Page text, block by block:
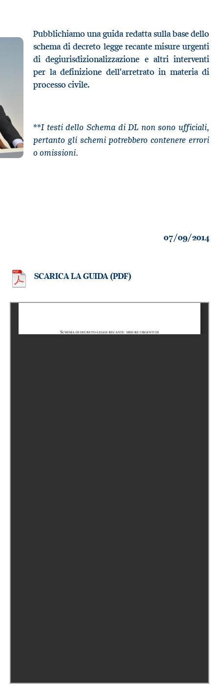
Pubblichiamo una guida redatta sulla base dello
schema di decreto legge recante misure urgenti
di degiurisdizionalizzazione e altri interventi
per la definizione dell'arretrato in materia di
processo civile.
**I testi dello Schema di DL non sono ufficiali,
pertanto gli schemi potrebbero contenere errori
o omissioni.
07/09/2014
SCARICA LA GUIDA (PDF)